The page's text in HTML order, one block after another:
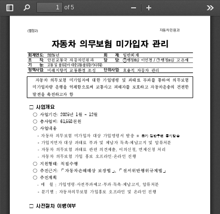
Toggle
Find
of 5
Zoom
자동차 의무보험 미가입자 관리
회계연도: 회    계:
일반회계
조    직: 안전교통국 자동차민원과 담    당: ◯
정 행정 급 이연경 6 / ◯
부 행정 급 고은애
기    능: 교통 및 물류분야 대중교통물류등기타부문
.
정책사업: 미래지향적 교통환경 조성 단위사업: 효율적 자동차 관리
자동차 의무보험 미가입자에 대한 가입명령 및 과태료 부과를 통하여 의무보험
미가입차량 운행을 억제함으로써 교통사고 피해자를 보호하고 자동차운송의 건전한
발전을 촉진하고자 함
사업개요
□
사업기간 년  월    월
: 2025   1   ~ 12
○
총사업비
천원
: 61,558
○
사업내용
   ○
자동차 의무보험 미가입자 대상 가입명령서 발송
등기 일반우편 동시발송
·
※
가입지연자 대상 과태료 부과 및 체납자 독촉 체납고지 및 압류처분
자동차 의무보험 과태료 관련 의견제출 이의신청 면제신청 처리
자동차 의무보험 가입 홍보 오프라인 온라인 진행
지원형태 직접수행
:
○
추진근거   자동차손해배상 보장법
질서위반행위규제법
:
○ ⌜ ⌟ ⌜
추진계획
   ○
매  월  가입명령 사전부과예고 부과 독촉 체납고지 압류처분
분기별  자동차의무보험 가입홍보 오프라인 및 온라인 진행
사전절차 이행여부
□
(별첨2) 자동차민 원 과